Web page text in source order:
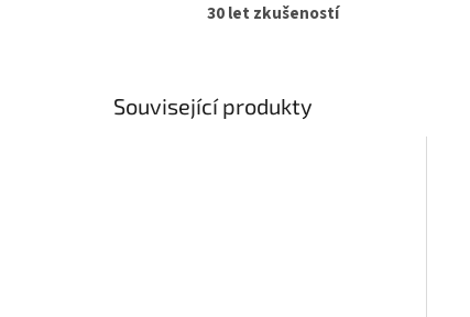
30 let zkušeností
Související produkty